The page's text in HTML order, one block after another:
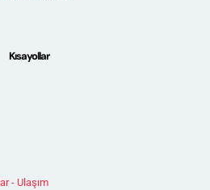
Kısayollar
- Ulaşım